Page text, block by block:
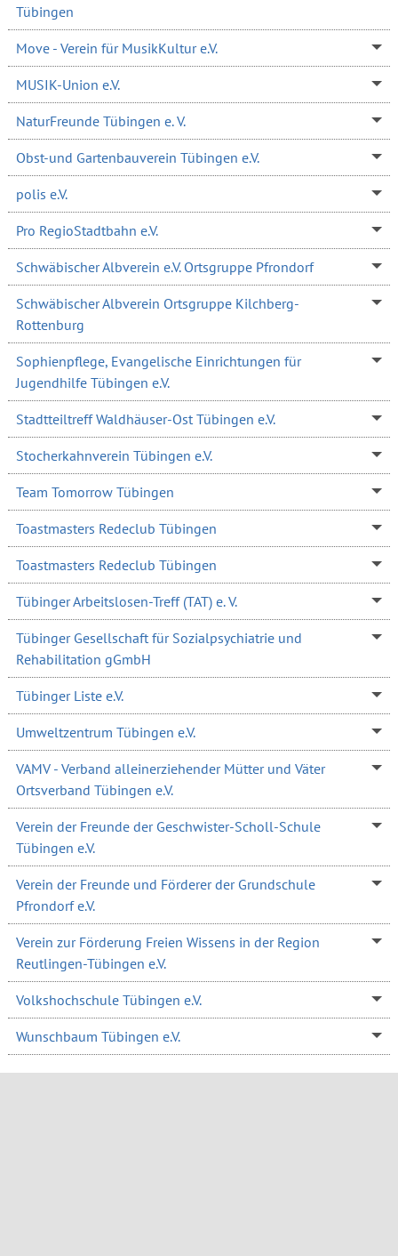
Tübingen
Move - Verein für MusikKultur e.V.
MUSIK-Union e.V.
NaturFreunde Tübingen e. V.
Obst-und Gartenbauverein Tübingen e.V.
polis e.V.
Pro RegioStadtbahn e.V.
Schwäbischer Albverein e.V. Ortsgruppe Pfrondorf
Schwäbischer Albverein Ortsgruppe Kilchberg-
Rottenburg
Sophienpflege, Evangelische Einrichtungen für
Jugendhilfe Tübingen e.V.
Stadtteiltreff Waldhäuser-Ost Tübingen e.V.
Stocherkahnverein Tübingen e.V.
Team Tomorrow Tübingen
Toastmasters Redeclub Tübingen
Toastmasters Redeclub Tübingen
Tübinger Arbeitslosen-Treff (TAT) e. V.
Tübinger Gesellschaft für Sozialpsychiatrie und
Rehabilitation gGmbH
Tübinger Liste e.V.
Umweltzentrum Tübingen e.V.
VAMV - Verband alleinerziehender Mütter und Väter
Ortsverband Tübingen e.V.
Verein der Freunde der Geschwister-Scholl-Schule
Tübingen e.V.
Verein der Freunde und Förderer der Grundschule
Pfrondorf e.V.
Verein zur Förderung Freien Wissens in der Region
Reutlingen-Tübingen e.V.
Volkshochschule Tübingen e.V.
Wunschbaum Tübingen e.V.